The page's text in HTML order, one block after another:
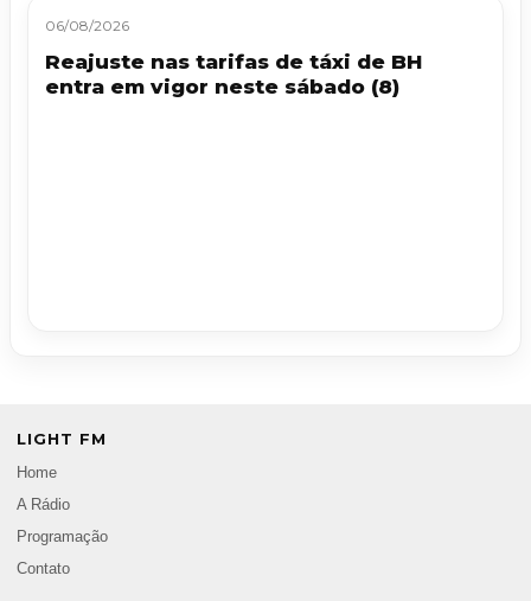
06/08/2026
Reajuste nas tarifas de táxi de BH
entra em vigor neste sábado (8)
LIGHT FM
Home
A Rádio
Programação
Contato